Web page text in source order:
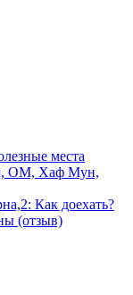
места
ОМ, Хаф Мун,
Как доехать?
(отзыв)